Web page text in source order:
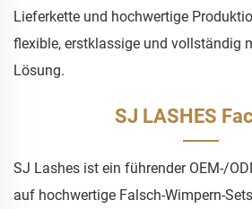
Lieferkette und hochwertige
flexible, erstklassige und vollständig
Lösung.
SJ LASHES
SJ Lashes ist ein führender OEM-/
auf hochwertige Falsch-Wimpern-